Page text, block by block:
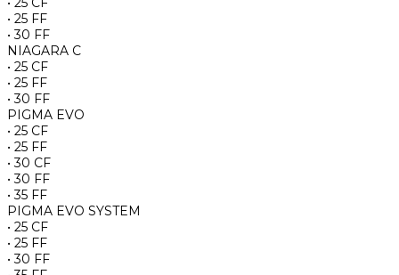
• 25 FF
• 30 FF
NIAGARA C
• 25 CF
• 25 FF
• 30 FF
PIGMA EVO
• 25 CF
• 25 FF
• 30 CF
• 30 FF
• 35 FF
PIGMA EVO SYSTEM
• 25 CF
• 25 FF
• 30 FF